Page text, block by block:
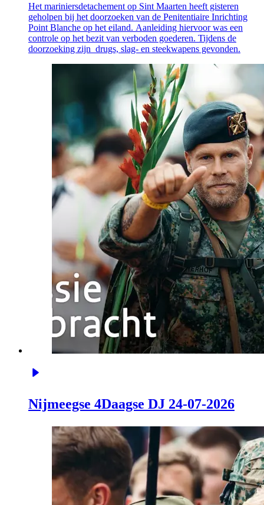
Het mariniersdetachement op Sint Maarten heeft gisteren
geholpen bij het doorzoeken van de Penitentiaire Inrichting
Point Blanche op het eiland. Aanleiding hiervoor was een
controle op het bezit van verboden goederen. Tijdens de
doorzoeking zijn drugs, slag- en steekwapens gevonden.
Nijmeegse 4Daagse DJ 24-07-2026